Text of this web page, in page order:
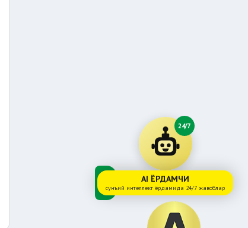
24/7
AI ЁРДАМЧИ
сунъий интеллект ёрдамида 24/7 жавоблар